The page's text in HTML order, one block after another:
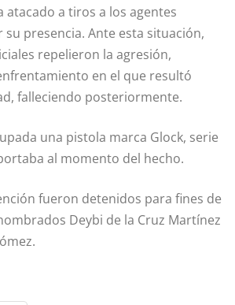
atacado a tiros a los agentes
presencia. Ante esta situación,
repelieron la agresión,
en el que resultó
falleciendo posteriormente.
una pistola marca Glock, serie
al momento del hecho.
fueron detenidos para fines de
Deybi de la Cruz Martínez